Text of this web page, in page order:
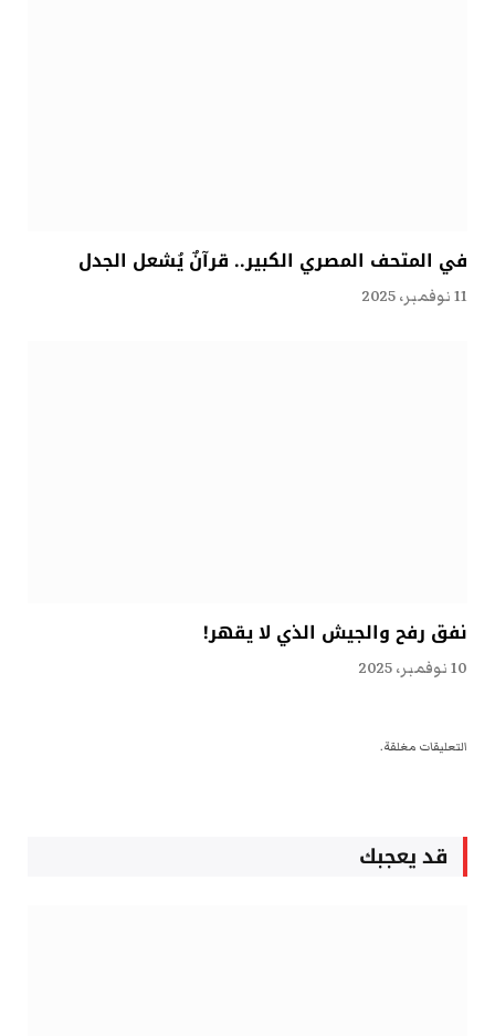
في المتحف المصري الكبير.. قرآنٌ يُشعل الجدل
11 نوفمبر، 2025
نفق رفح والجيش الذي لا يقهر!
10 نوفمبر، 2025
التعليقات مغلقة.
قد يعجبك